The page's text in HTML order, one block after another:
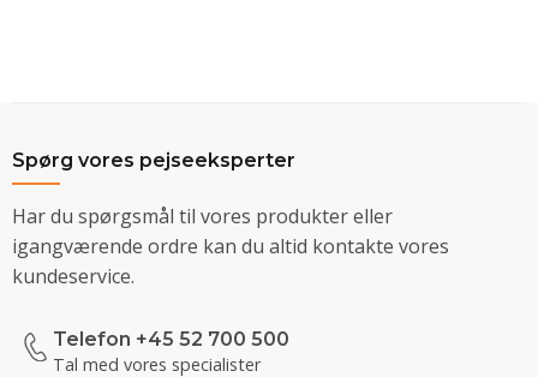
Spørg vores pejseeksperter
Har du spørgsmål til vores produkter eller
igangværende ordre kan du altid kontakte vores
kundeservice.
Telefon +45 52 700 500
Tal med vores specialister